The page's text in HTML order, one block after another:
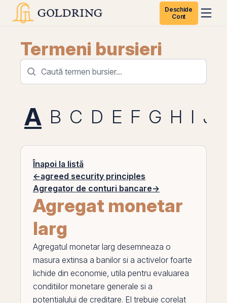
Deschide
Cont
Termeni bursieri
A B C D E F G H I J
Înapoi la listă
←agreed security principles
Agregator de conturi bancare→
Agregat monetar
larg
Agregatul monetar larg desemneaza o
masura extinsa a banilor si a activelor foarte
lichide din economie, utila pentru evaluarea
conditiilor monetare generale si a
potentialului de creditare. El trebuie corelat